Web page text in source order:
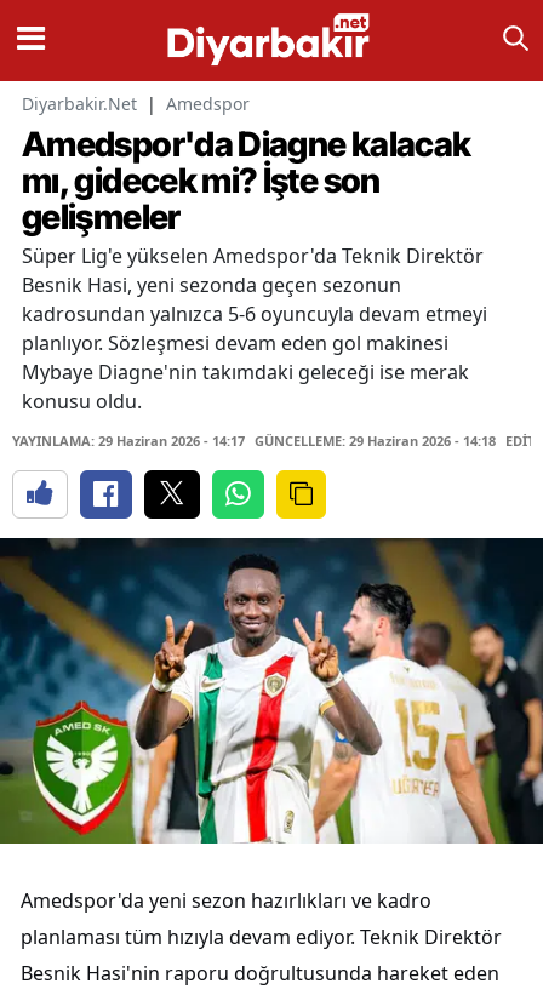
Diyarbakir.Net | Amedspor
Amedspor'da Diagne kalacak
mı, gidecek mi? İşte son
gelişmeler
Süper Lig'e yükselen Amedspor'da Teknik Direktör
Besnik Hasi, yeni sezonda geçen sezonun
kadrosundan yalnızca 5-6 oyuncuyla devam etmeyi
planlıyor. Sözleşmesi devam eden gol makinesi
Mybaye Diagne'nin takımdaki geleceği ise merak
konusu oldu.
YAYINLAMA: 29 Haziran 2026 - 14:17 GÜNCELLEME: 29 Haziran 2026 - 14:18
Amedspor'da yeni sezon hazırlıkları ve kadro
planlaması tüm hızıyla devam ediyor. Teknik Direktör
Besnik Hasi'nin raporu doğrultusunda hareket eden